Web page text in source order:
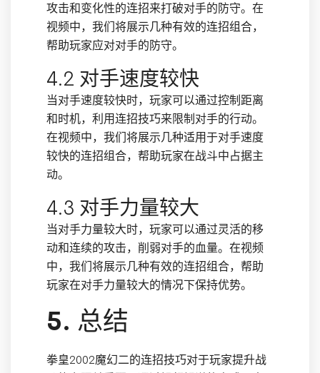
攻击和变化性的连招来打破对手的防守。在
视频中，我们将展示几种有效的连招组合，
帮助玩家应对对手的防守。
4.2 对手速度较快
当对手速度较快时，玩家可以通过控制距离
和时机，利用连招技巧来限制对手的行动。
在视频中，我们将展示几种适用于对手速度
较快的连招组合，帮助玩家在战斗中占据主
动。
4.3 对手力量较大
当对手力量较大时，玩家可以通过灵活的移
动和连续的攻击，削弱对手的血量。在视频
中，我们将展示几种有效的连招组合，帮助
玩家在对手力量较大的情况下保持优势。
5. 总结
拳皇2002魔幻二的连招技巧对于玩家提升战